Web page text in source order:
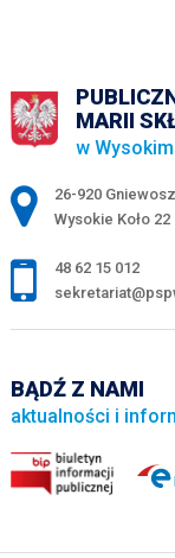
MARII
w
Adres pocztowy:
26-920
Wysokie Koło 22
48 62 15 012
BĄDŹ Z NAMI
aktualności i